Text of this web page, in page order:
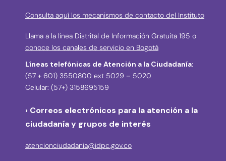
Consulta aquí los mecanismos de contacto del Instituto
Llama a la línea Distrital de Información Gratuita 195 o
conoce los canales de servicio en Bogotá
Líneas telefónicas de Atención a la Ciudadanía:
(57 + 601) 3550800 ext 5029 – 5020
Celular: (57+) 3158695159
› Correos electrónicos para la atención a la
ciudadanía y grupos de interés
atencionciudadania@idpc.gov.co